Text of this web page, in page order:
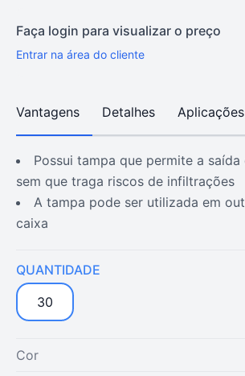
Faça login para visualizar o preço
Entrar na área do cliente
Vantagens Detalhes Aplicações
possui tampa que permite a saída da tubulação
sem que traga riscos de infiltrações
a tampa pode ser utilizada em outros modelos de
caixa
QUANTIDADE
30
Cor